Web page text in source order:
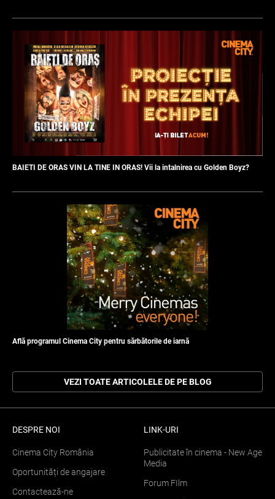
BAIETI DE ORAS VIN LA TINE IN ORAS! Vii la intalnirea cu Golden Boyz?
Află programul Cinema City pentru sărbătorile de iarnă
VEZI TOATE ARTICOLELE DE PE BLOG
DESPRE NOI
Cinema City România
Oportunități de angajare
Contactează-ne
LINK-URI
Publicitate în cinema - New Age
Media
Forum FIlm